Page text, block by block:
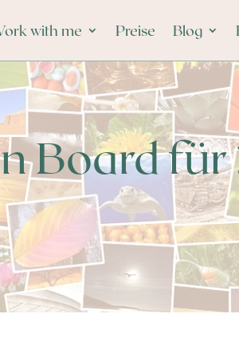
with me Preise Blog
Board